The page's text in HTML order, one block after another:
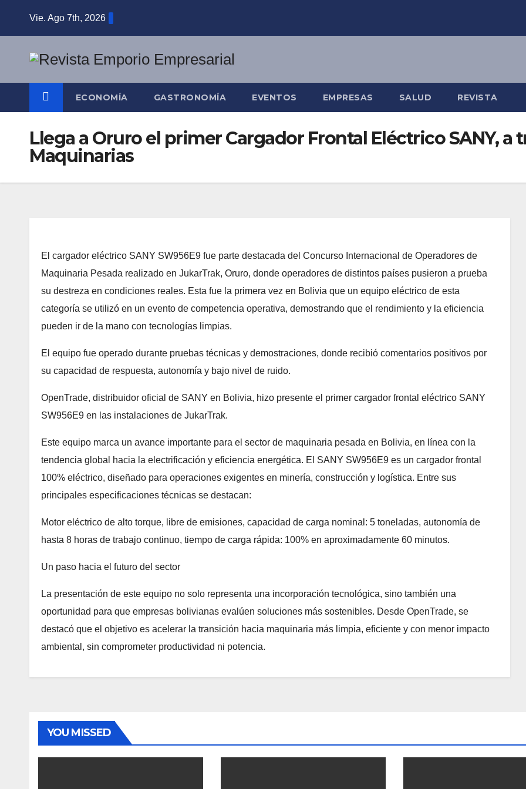
Vie. Ago 7th, 2026
ECONOMÍA GASTRONOMÍA EVENTOS EMPRESAS SALUD REVISTA
Llega a Oruro el primer Cargador Frontal Eléctrico SANY, a
Maquinarias
El cargador eléctrico SANY SW956E9 fue parte destacada del Concurso Internacional de Operadores de
Maquinaria Pesada realizado en JukarTrak, Oruro, donde operadores de distintos países pusieron a prueba
su destreza en condiciones reales. Esta fue la primera vez en Bolivia que un equipo eléctrico de esta
categoría se utilizó en un evento de competencia operativa, demostrando que el rendimiento y la eficiencia
pueden ir de la mano con tecnologías limpias.
El equipo fue operado durante pruebas técnicas y demostraciones, donde recibió comentarios positivos por
su capacidad de respuesta, autonomía y bajo nivel de ruido.
OpenTrade, distribuidor oficial de SANY en Bolivia, hizo presente el primer cargador frontal eléctrico SANY
SW956E9 en las instalaciones de JukarTrak.
Este equipo marca un avance importante para el sector de maquinaria pesada en Bolivia, en línea con la
tendencia global hacia la electrificación y eficiencia energética. El SANY SW956E9 es un cargador frontal
100% eléctrico, diseñado para operaciones exigentes en minería, construcción y logística. Entre sus
principales especificaciones técnicas se destacan:
Motor eléctrico de alto torque, libre de emisiones, capacidad de carga nominal: 5 toneladas, autonomía de
hasta 8 horas de trabajo continuo, tiempo de carga rápida: 100% en aproximadamente 60 minutos.
Un paso hacia el futuro del sector
La presentación de este equipo no solo representa una incorporación tecnológica, sino también una
oportunidad para que empresas bolivianas evalúen soluciones más sostenibles. Desde OpenTrade, se
destacó que el objetivo es acelerar la transición hacia maquinaria más limpia, eficiente y con menor impacto
ambiental, sin comprometer productividad ni potencia.
YOU MISSED